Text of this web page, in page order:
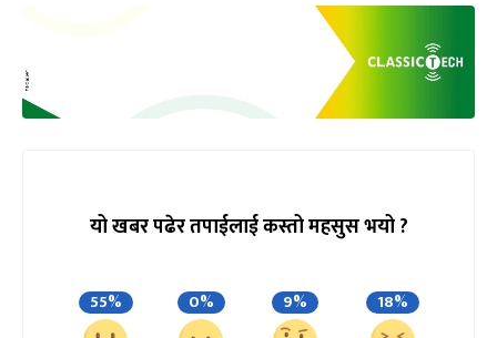
यो खबर पढेर तपाईलाई कस्तो महसुस भयो ?
55% 0% 9% 18%